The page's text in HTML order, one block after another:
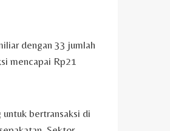
dengan 33 jumlah
mencapai Rp21
bertransaksi di